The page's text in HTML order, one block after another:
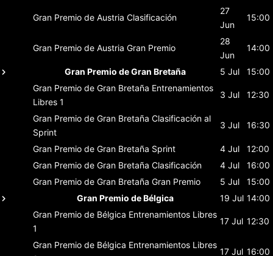
Gran Premio de Austria Clasificación
27
Jun
15:00
Gran Premio de Austria Gran Premio
28
Jun
14:00
Gran Premio de Gran Bretaña 5 Jul
15:00
Gran Premio de Gran Bretaña Entrenamientos
Libres 1
3 Jul 12:30
Gran Premio de Gran Bretaña Clasificación al
Sprint
3 Jul 16:30
Gran Premio de Gran Bretaña Sprint 4 Jul
12:00
Gran Premio de Gran Bretaña Clasificación 4 Jul
16:00
Gran Premio de Gran Bretaña Gran Premio 5 Jul
15:00
Gran Premio de Bélgica
19 Jul 14:00
Gran Premio de Bélgica Entrenamientos Libres
1
17 Jul 12:30
Gran Premio de Bélgica Entrenamientos Libres
17 Jul 16:00